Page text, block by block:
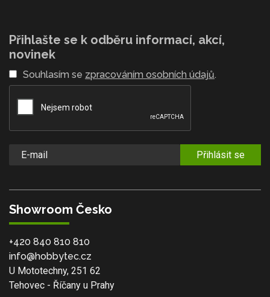
Přihlašte se k odběru informací, akcí,
novinek
Souhlasím se zpracováním osobních údajů.
Přihlásit se
Showroom Česko
+420 840 810 810
info@hobbytec.cz
U Mototechny, 251 62
Tehovec - Říčany u Prahy